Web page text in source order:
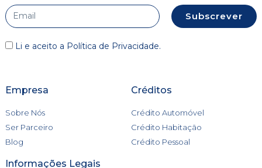
Li e aceito a Política de Privacidade.
Subscrever
Empresa
Sobre Nós
Ser Parceiro
Blog
Créditos
Crédito Automóvel
Crédito Habitação
Crédito Pessoal
Informações Legais